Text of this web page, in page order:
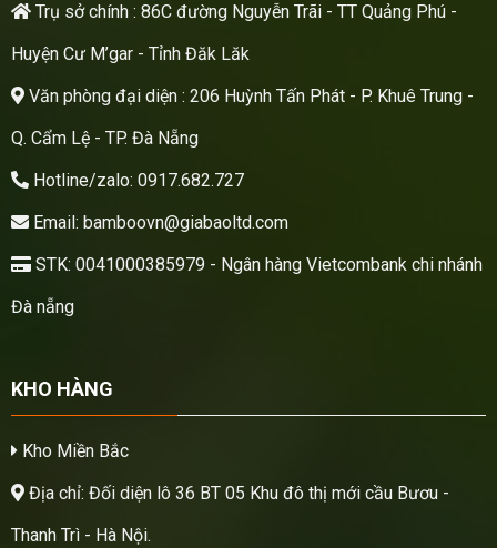
Trụ sở chính : 86C đường Nguyễn Trãi - TT Quảng Phú -
Huyện Cư M’gar - Tỉnh Đăk Lăk
Văn phòng đại diện : 206 Huỳnh Tấn Phát - P. Khuê Trung -
Q. Cẩm Lệ - TP. Đà Nẵng
Hotline/zalo: 0917.682.727
Email: bamboovn@giabaoltd.com
STK: 0041000385979 - Ngân hàng Vietcombank chi nhánh
Đà nẵng
KHO HÀNG
Kho Miền Bắc
Địa chỉ: Đối diện lô 36 BT 05 Khu đô thị mới cầu Bươu -
Thanh Trì - Hà Nội.